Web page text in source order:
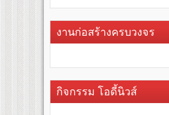
งานก่อสร้างครบวงจร
กิจกรรม โอดี้นิวส์